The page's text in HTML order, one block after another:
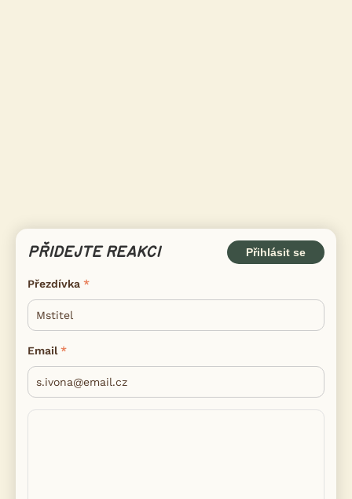
PŘIDEJTE REAKCI Přihlásit se
Přezdívka
Email